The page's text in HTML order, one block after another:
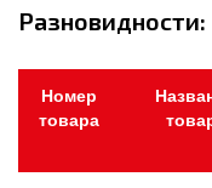
Разновидности:
Номер
товара